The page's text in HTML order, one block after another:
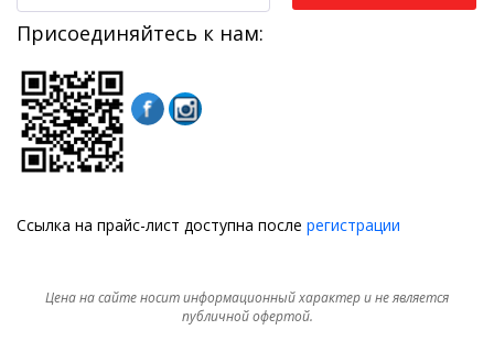
Присоединяйтесь к нам:
Ссылка на прайс-лист доступна после регистрации
Цена на сайте носит информационный характер и не является
публичной офертой.